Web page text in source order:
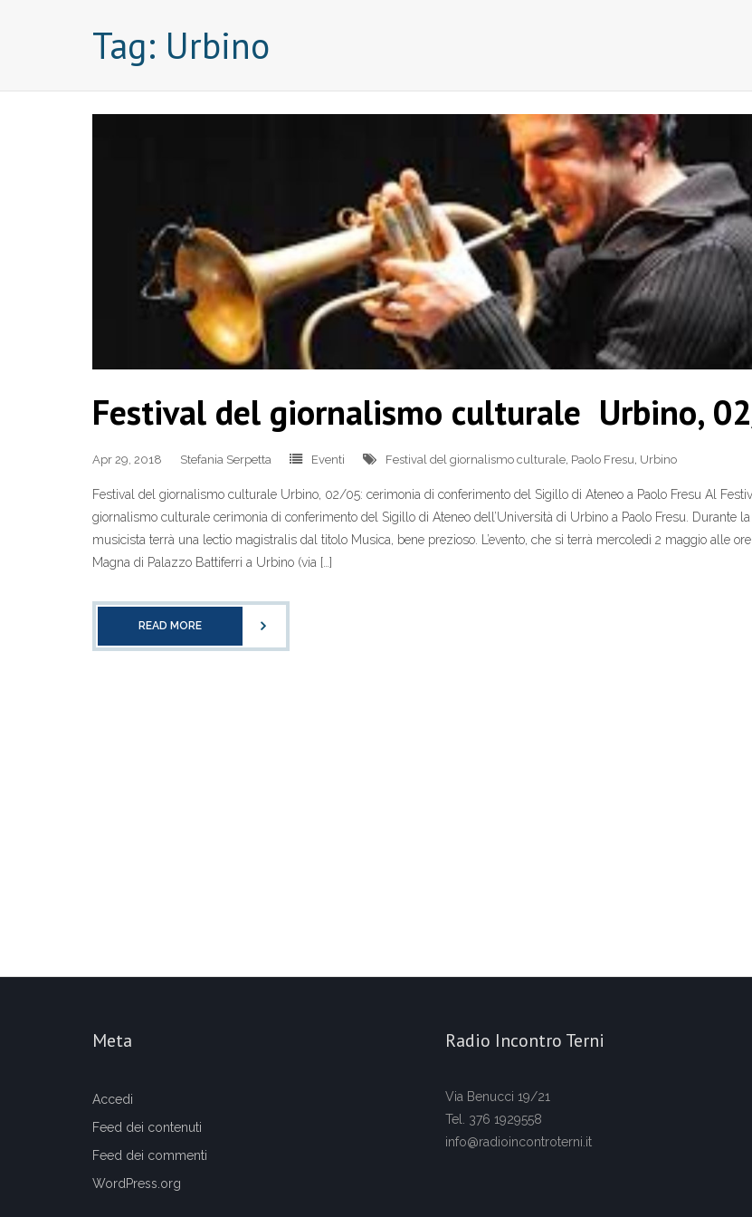
Tag: Urbino
Festival del giornalismo culturale Urbino,
Apr 29, 2018 Stefania Serpetta Eventi Festival del giornalismo culturale, Paolo Fresu, Urbino
Festival del giornalismo culturale Urbino, 02/05: cerimonia di conferimento del Sigillo di Ateneo a Paolo Fresu Al
giornalismo culturale cerimonia di conferimento del Sigillo di Ateneo dell’Università di Urbino a Paolo Fresu. Durante
musicista terrà una lectio magistralis dal titolo Musica, bene prezioso. L’evento, che si terrà mercoledì 2 maggio alle ore
Magna di Palazzo Battiferri a Urbino (via […]
READ MORE
Meta
Accedi
Feed dei contenuti
Feed dei commenti
WordPress.org
Radio Incontro Terni
Via Benucci 19/21
Tel. 376 1929558
info@radioincontroterni.it